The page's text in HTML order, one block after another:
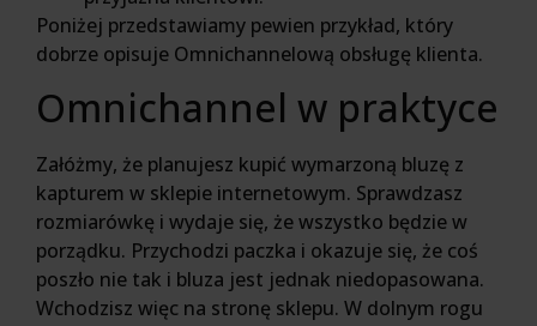
Poniżej przedstawiamy pewien przykład, który
dobrze opisuje Omnichannelową obsługę klienta.
Omnichannel w praktyce
Załóżmy, że planujesz kupić wymarzoną bluzę z
kapturem w sklepie internetowym. Sprawdzasz
rozmiarówkę i wydaje się, że wszystko będzie w
porządku. Przychodzi paczka i okazuje się, że coś
poszło nie tak i bluza jest jednak niedopasowana.
Wchodzisz więc na stronę sklepu. W dolnym rogu